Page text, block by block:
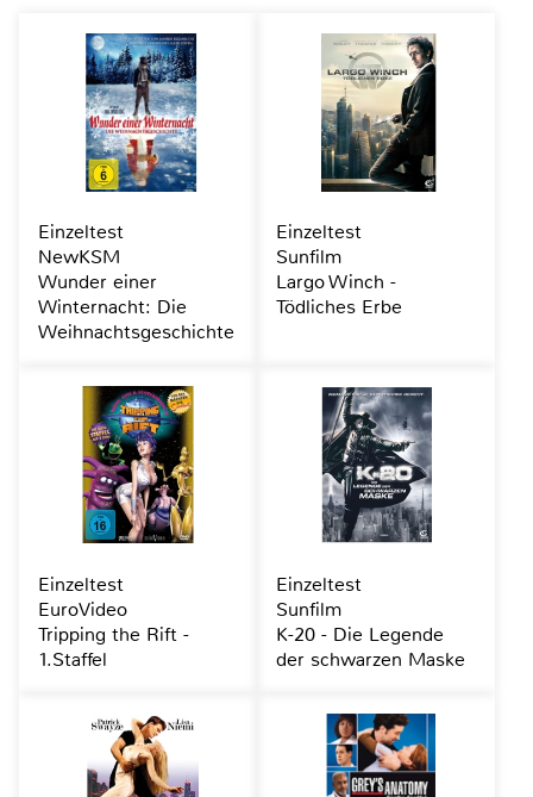
Einzeltest
NewKSM
Wunder einer
Winternacht: Die
Weihnachtsgeschichte
Einzeltest
Sunfilm
Largo Winch -
Tödliches Erbe
Einzeltest
EuroVideo
Tripping the Rift -
1.Staffel
Einzeltest
Sunfilm
K-20 - Die Legende
der schwarzen Maske